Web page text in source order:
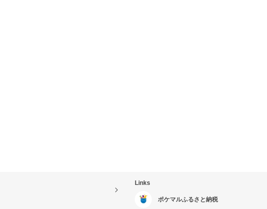
Links
ポケマルふるさと納税